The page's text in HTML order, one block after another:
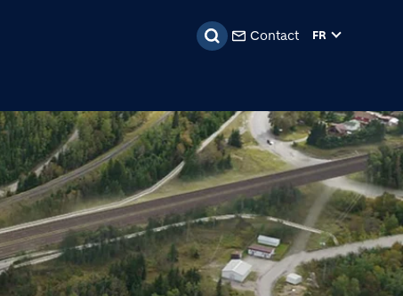
Contact FR